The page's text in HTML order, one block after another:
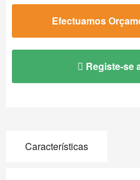
Efectuamos
Registe-se
Características